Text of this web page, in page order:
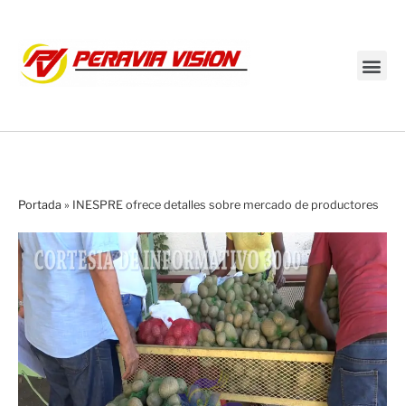
Portada » INESPRE ofrece detalles sobre mercado de productores